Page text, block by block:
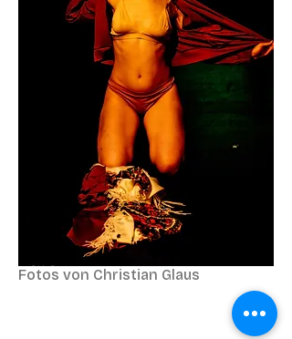
Fotos von Christian Glaus